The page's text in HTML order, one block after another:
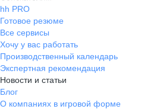
hh PRO
Готовое резюме
Все сервисы
Хочу у вас работать
Производственный календарь
Экспертная рекомендация
Новости и статьи
Блог
О компаниях в игровой форме